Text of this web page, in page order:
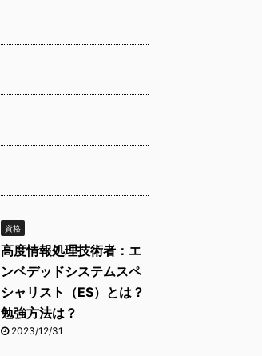
資格
高度情報処理技術者：エ
ンベデッドシステムスペ
シャリスト（ES）とは？
勉強方法は？
2023/12/31